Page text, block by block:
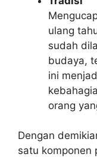
ulang
sudah
budaya,
ini
orang
Dengan
satu komponen